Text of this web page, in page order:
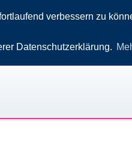
verbessern zu
Datenschutzerklärung.